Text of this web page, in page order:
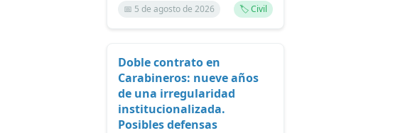
📅 5 de agosto de 2026 🏷️ Civil
Doble contrato en
Carabineros: nueve años
de una irregularidad
institucionalizada.
Posibles defensas